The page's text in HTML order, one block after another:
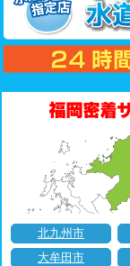
北九州市
大牟田市